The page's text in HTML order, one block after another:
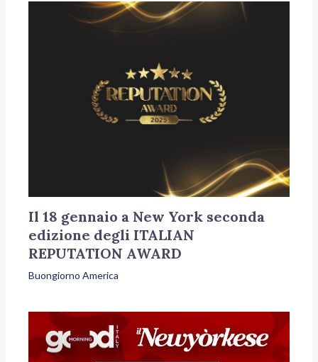
Il 18 gennaio a New York seconda
edizione degli ITALIAN
REPUTATION AWARD
Buongiorno America